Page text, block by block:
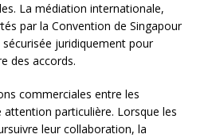
La médiation internationale,
par la Convention de Singapour
juridiquement pour
des accords.
commerciales entre les
particulière. Lorsque les
leur collaboration, la